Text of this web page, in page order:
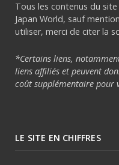
Tous les contenus du
Japan World, sauf
utiliser, merci de citer la
*Certains liens,
liens affiliés et peuvent
coût supplémentaire pour
LE SITE EN CHIFFRES